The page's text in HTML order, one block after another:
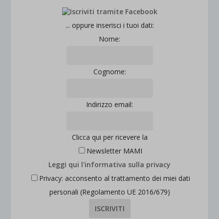
... oppure inserisci i tuoi dati:
Nome:
Cognome:
Indirizzo email:
Clicca qui per ricevere la
Newsletter MAMI
Leggi qui l'informativa sulla privacy
Privacy: acconsento al trattamento dei miei dati
personali (Regolamento UE 2016/679)